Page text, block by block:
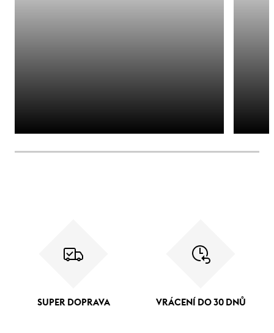
SUPER DOPRAVA VRÁCENÍ DO 30 DNŮ